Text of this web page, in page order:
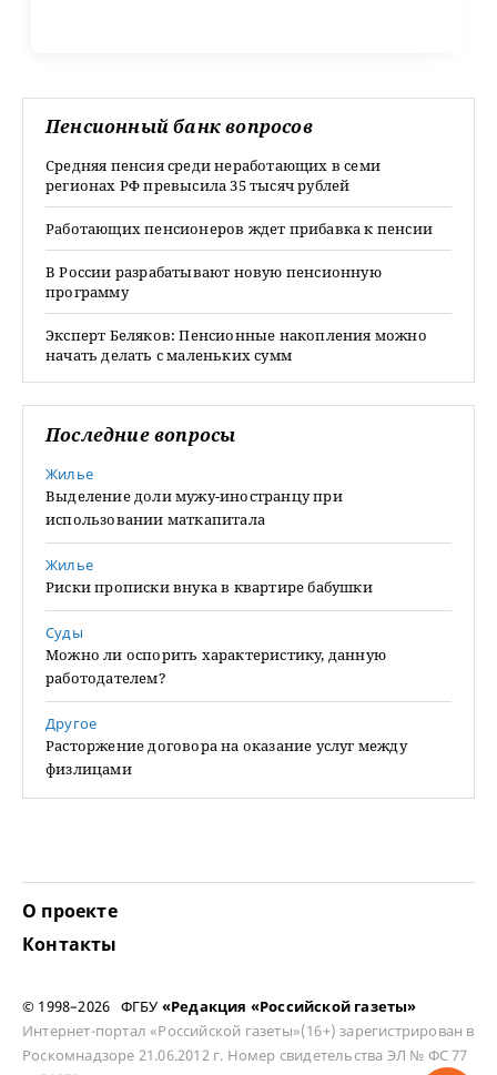
Пенсионный банк вопросов
Средняя пенсия среди неработающих в семи
регионах РФ превысила 35 тысяч рублей
Работающих пенсионеров ждет прибавка к пенсии
В России разрабатывают новую пенсионную
программу
Эксперт Беляков: Пенсионные накопления можно
начать делать с маленьких сумм
Последние вопросы
Жилье
Выделение доли мужу-иностранцу при
использовании маткапитала
Жилье
Риски прописки внука в квартире бабушки
Суды
Можно ли оспорить характеристику, данную
работодателем?
Другое
Расторжение договора на оказание услуг между
физлицами
О проекте
Контакты
© 1998–2026 ФГБУ «Редакция «Российской газеты»
Интернет-портал «Российской газеты»(16+) зарегистрирован в
Роскомнадзоре 21.06.2012 г. Номер свидетельства ЭЛ № ФС 77